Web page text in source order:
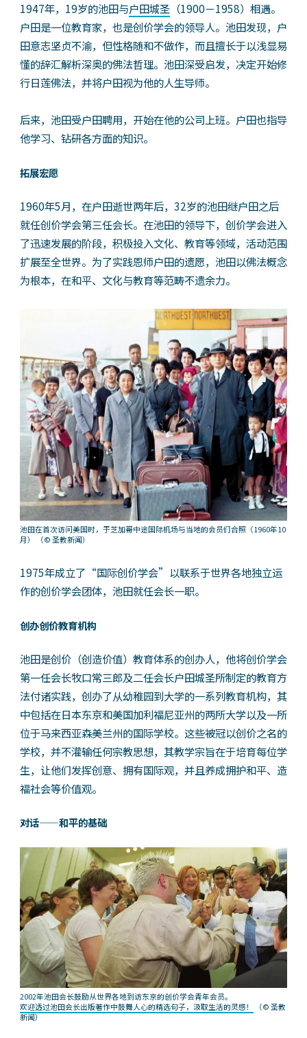
1947年，19岁的池田与户田城圣（1900－1958）相遇。
户田是一位教育家，也是创价学会的领导人。池田发现，户
田意志坚贞不渝，但性格随和不做作，而且擅长于以浅显易
懂的辞汇解析深奥的佛法哲理。池田深受启发，决定开始修
行日莲佛法，并将户田视为他的人生导师。
后来，池田受户田聘用，开始在他的公司上班。户田也指导
他学习、钻研各方面的知识。
拓展宏愿
1960年5月，在户田逝世两年后，32岁的池田继户田之后
就任创价学会第三任会长。在池田的领导下，创价学会进入
了迅速发展的阶段，积极投入文化、教育等领域，活动范围
扩展至全世界。为了实践恩师户田的遗愿，池田以佛法概念
为根本，在和平、文化与教育等范畴不遗余力。
池田在首次访问美国时，于芝加哥中途国际机场与当地的会员们合照（1960年10
月）
（© 圣教新闻）
1975年成立了“国际创价学会”以联系于世界各地独立运
作的创价学会团体，池田就任会长一职。
创办创价教育机构
池田是创价（创造价值）教育体系的创办人，他将创价学会
第一任会长牧口常三郎及二任会长户田城圣所制定的教育方
法付诸实践，创办了从幼稚园到大学的一系列教育机构，其
中包括在日本东京和美国加利福尼亚州的两所大学以及一所
位于马来西亚森美兰州的国际学校。这些被冠以创价之名的
学校，并不灌输任何宗教思想，其教学宗旨在于培育每位学
生，让他们发挥创意、拥有国际观，并且养成拥护和平、造
福社会等价值观。
对话——和平的基础
2002年池田会长鼓励从世界各地到访东京的创价学会青年会员。
欢迎透过池田会长出版著作中鼓舞人心的精选句子，汲取生活的灵感！
（© 圣教
新闻）